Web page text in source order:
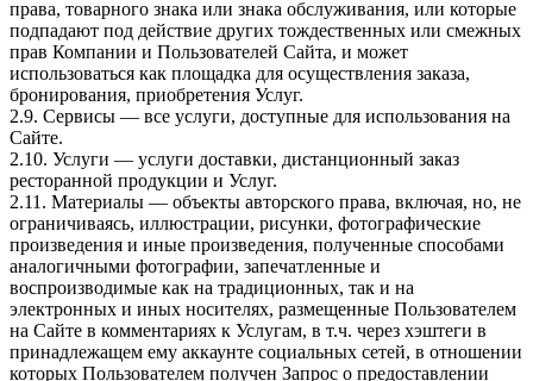
права, товарного знака или знака обслуживания, или которые
подпадают под действие других тождественных или смежных
прав Компании и Пользователей Сайта, и может
использоваться как площадка для осуществления заказа,
бронирования, приобретения Услуг.
2.9. Сервисы — все услуги, доступные для использования на
Сайте.
2.10. Услуги — услуги доставки, дистанционный заказ
ресторанной продукции и Услуг.
2.11. Материалы — объекты авторского права, включая, но, не
ограничиваясь, иллюстрации, рисунки, фотографические
произведения и иные произведения, полученные способами
аналогичными фотографии, запечатленные и
воспроизводимые как на традиционных, так и на
электронных и иных носителях, размещенные Пользователем
на Сайте в комментариях к Услугам, в т.ч. через хэштеги в
принадлежащем ему аккаунте социальных сетей, в отношении
которых Пользователем получен Запрос о предоставлении